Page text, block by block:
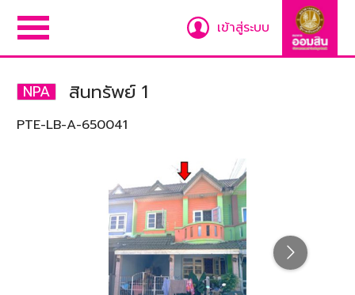
เข้าสู่ระบบ
NPA สินทรัพย์ 1
PTE-LB-A-650041